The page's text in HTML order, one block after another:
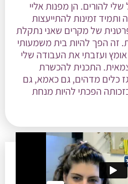
להורים. הן מפנות אליי
זמינות להתייעצות
של מקרים שאני נתקלת
זה הפך להיות בית משמעותי
אומץ ועזבתי את העבודה שלי
התכנית להכשרת
כלים מדהים, גם כאמא, גם
הפכתי להיות מנחת